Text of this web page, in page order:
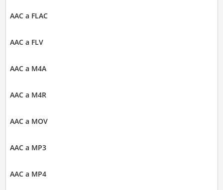
AAC a FLAC
AAC a FLV
AAC a M4A
AAC a M4R
AAC a MOV
AAC a MP3
AAC a MP4